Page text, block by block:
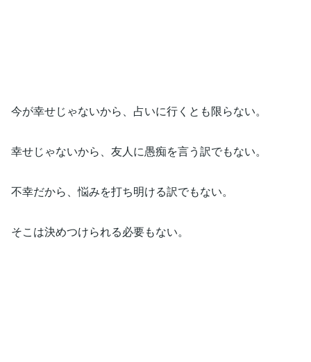
今が幸せじゃないから、占いに行くとも限らない。
幸せじゃないから、友人に愚痴を言う訳でもない。
不幸だから、悩みを打ち明ける訳でもない。
そこは決めつけられる必要もない。